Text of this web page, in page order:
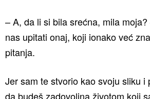
– A, da li si bila srećna, mila
nas upitati onaj, koji ionako već
pitanja.
Jer sam te stvorio kao svoju sliku i
da budeš zadovoljna životom koji